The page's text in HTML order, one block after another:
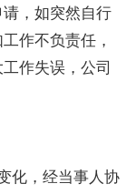
，如突然自行
作不负责任，
作失误，公司
化，经当事人协